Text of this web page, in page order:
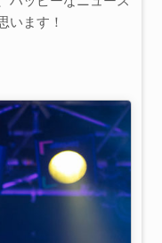
います！